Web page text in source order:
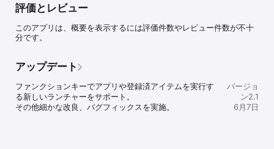
クフローなどをフォルダ単位に整理して、起動または開きたいアイ
駐型のランチャーアプリです。フォルダの一覧リストと起動するア
イテムなどが並ぶ"ランチャーウィンドウ"に加え、横長の”バーラン
押下の"ファンクションランチャー"を使い分けることができます。
[ お好きなカテゴリーのフォルダにアプリと書類を登録 ]
カテゴリーや利用頻度、作業シーン別にフォルダを作成して、アプ
リや書類(フォルダを含む)、URLブックマーク、クリップボード項
目、テンプレート項目、サーバー項目を登録し、タップ操作でアプ
評価とレビュー
このアプリは、概要を表示するには評価件数やレビュー件数が不十
分です。
アップデート
ファンクションキーでアプリや登録済アイテムを実行す
る新しいランチャーをサポート。
その他細かな改良、バグフィックスを実施。
バージョ
ン2.1
6月7日